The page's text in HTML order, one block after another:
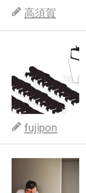
高須賀
fujipon